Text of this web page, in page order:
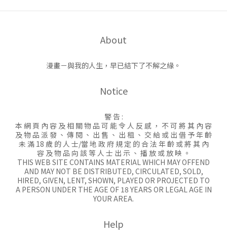
About
漫畫－與我的人生，早已結下了不解之緣。
Notice
警 告 :
本 網 頁 內 容 及 相 關 物 品 可 能 令 人 反 感 ， 不 可 將 其 內 容
及 物 品 派 發 、 傳 閱 、 出 售 、 出 租 、 交 給 或 出 借 予 年 齡
未 滿 18 歲 的 人 士/當 地 政 府 規 定 的 合 法 年 齡 或 將 其 內
容 及 物 品 向 該 等 人 士 出 示 、 播 放 或 放 映 。
THIS WEB SITE CONTAINS MATERIAL WHICH MAY OFFEND
AND MAY NOT BE DISTRIBUTED, CIRCULATED, SOLD,
HIRED, GIVEN, LENT, SHOWN, PLAYED OR PROJECTED TO
A PERSON UNDER THE AGE OF 18 YEARS OR LEGAL AGE IN
YOUR AREA.
Help